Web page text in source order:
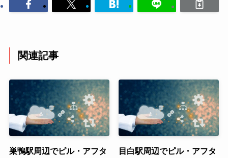
関連記事
巣鴨駅周辺でピル・アフタ
目白駅周辺でピル・アフタ